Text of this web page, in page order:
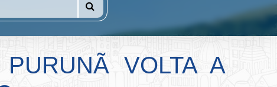
VOLTA A